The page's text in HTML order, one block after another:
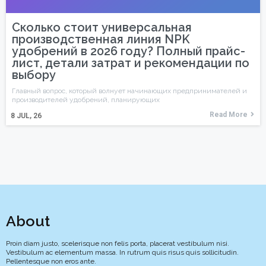
Сколько стоит универсальная
производственная линия NPK
удобрений в 2026 году? Полный прайс-
лист, детали затрат и рекомендации по
выбору
8 JUL, 26
Главный вопрос, который волнует начинающих предпринимателей и
производителей удобрений, планирующих
Read More
About
Proin diam justo, scelerisque non felis porta, placerat vestibulum nisi.
Vestibulum ac elementum massa. In rutrum quis risus quis sollicitudin.
Pellentesque non eros ante.